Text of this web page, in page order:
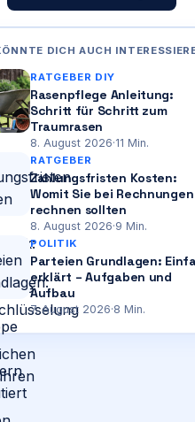
DICH AUCH
RATGEBER DIY
Rasenpflege Anleitung:
Schritt für Schritt zum
Traumrasen
8. August 2026·11 Min.
RATGEBER
Zahlungsfristen Kosten:
Womit Sie bei Rechnungen
rechnen sollten
8. August 2026·9 Min.
POLITIK
Parteien Grundlagen:
erklärt – Aufgaben und
Aufbau
7. August 2026·8 Min.